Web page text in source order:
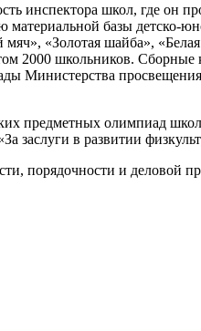
инспектора школ, где он
базы детско-
«Золотая шайба»,
2000 школьников. Сборные
Министерства
предметных олимпиад
заслуги в развитии
порядочности и деловой